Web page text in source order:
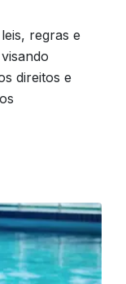
regras e
direitos e